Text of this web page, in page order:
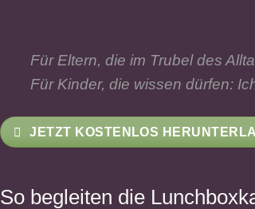
Für Eltern, die im Trubel des
Für Kinder, die wissen dürfen:
JETZT KOSTENLOS
So begleiten die